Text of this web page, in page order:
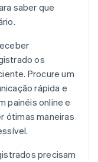
saber que
os
Procure um
rápida e
painéis online e
ótimas maneiras
precisam